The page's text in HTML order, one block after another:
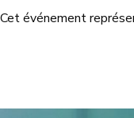
Cet événement